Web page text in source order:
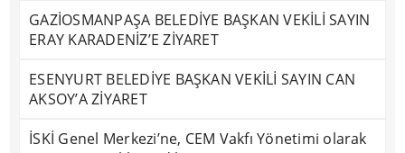
GAZİOSMANPAŞA BELEDİYE BAŞKAN VEKİLİ SAYIN
ERAY KARADENİZ’E ZİYARET
ESENYURT BELEDİYE BAŞKAN VEKİLİ SAYIN CAN
AKSOY’A ZİYARET
İSKİ Genel Merkezi’ne, CEM Vakfı Yönetimi olarak